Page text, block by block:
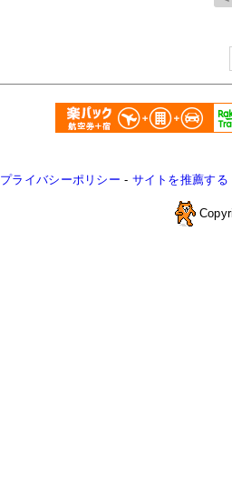
プライバシーポリシー - サイトを推薦する